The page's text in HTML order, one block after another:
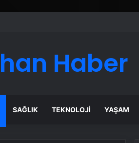
Haber
SAĞLIK TEKNOLOJI YAŞAM